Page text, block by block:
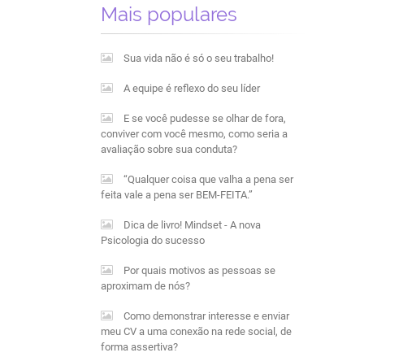
Mais populares
Sua vida não é só o seu trabalho!
A equipe é reflexo do seu líder
E se você pudesse se olhar de fora,
conviver com você mesmo, como seria a
avaliação sobre sua conduta?
“Qualquer coisa que valha a pena ser
feita vale a pena ser BEM-FEITA.”
Dica de livro! Mindset - A nova
Psicologia do sucesso
Por quais motivos as pessoas se
aproximam de nós?
Como demonstrar interesse e enviar
meu CV a uma conexão na rede social, de
forma assertiva?